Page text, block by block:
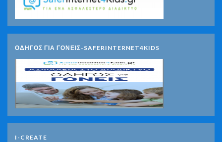
ΟΔΗΓΟΣ ΓΙΑ ΓΟΝΕΙΣ-SAFERINTERNET4KIDS
I-CREATE